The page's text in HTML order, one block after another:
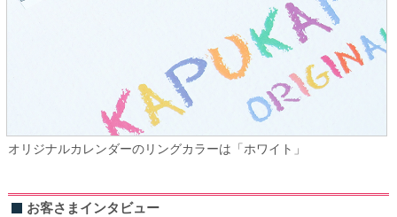
オリジナルカレンダーのリングカラーは「ホワイト」
お客さまインタビュー